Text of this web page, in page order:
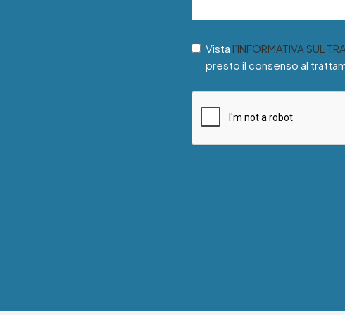
Vista l’INFORMATIVA SUL
presto il consenso al